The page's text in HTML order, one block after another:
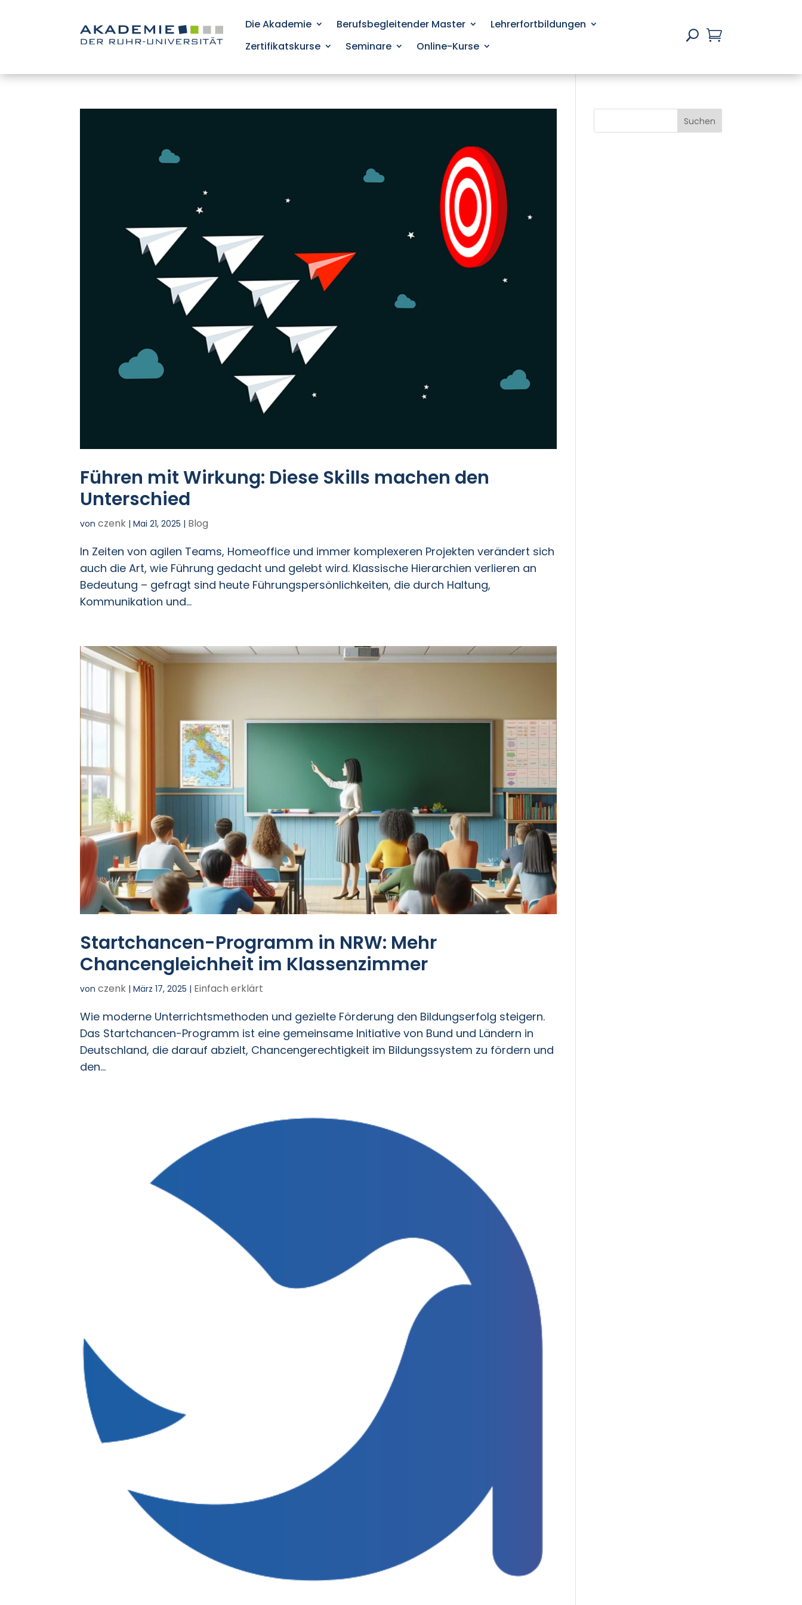
Die Akademie Berufsbegleitender Master
Lehrerfortbildungen
Zertifikatskurse
Seminare Online-Kurse
U 
Führen mit Wirkung: Diese Skills machen den
Unterschied
vonczenk |Mai 21, 2025 | Blog
In Zeiten von agilen Teams, Homeoffice und immer komplexeren Projekten verändert sich
auch die Art, wie Führung gedacht und gelebt wird. Klassische Hierarchien verlieren an
Bedeutung – gefragt sind heute Führungspersönlichkeiten, die durch Haltung,
Kommunikation und...
Startchancen-Programm in NRW: Mehr
Chancengleichheit im Klassenzimmer
vonczenk |März 17, 2025 | Einfach erklärt
Wie moderne Unterrichtsmethoden und gezielte Förderung den Bildungserfolg steigern.
Das Startchancen-Programm ist eine gemeinsame Initiative von Bund und Ländern in
Deutschland, die darauf abzielt, Chancengerechtigkeit im Bildungssystem zu fördern und
den...
Suchen